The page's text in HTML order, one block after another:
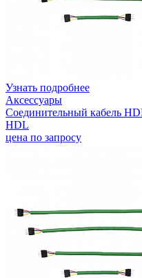
Узнать подробнее
Аксессуары
Соединительный кабель
HDL
цена по запросу